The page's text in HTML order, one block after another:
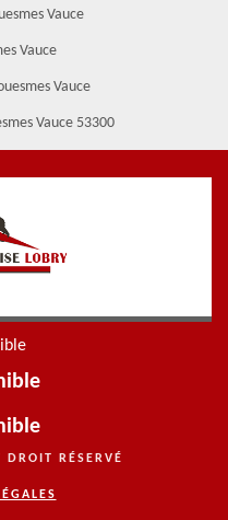
Vauce
Vauce
Vauce
Vauce 53300
RÉSERVÉ